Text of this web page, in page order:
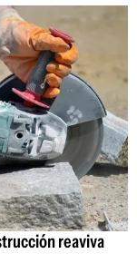
reaviva